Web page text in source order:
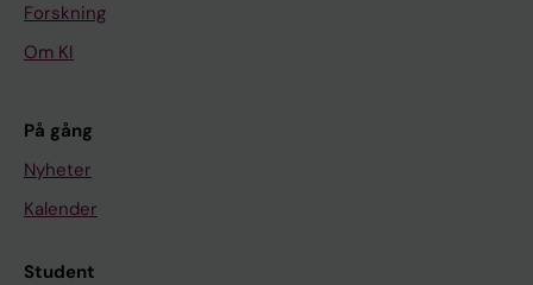
Forskning
Om KI
På gång
Nyheter
Kalender
Student